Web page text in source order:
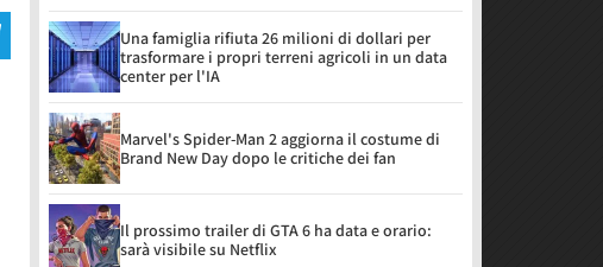
Una famiglia rifiuta 26 milioni di dollari per
trasformare i propri terreni agricoli in un data
center per l'IA
Marvel's Spider-Man 2 aggiorna il costume di
Brand New Day dopo le critiche dei fan
Il prossimo trailer di GTA 6 ha data e orario:
sarà visibile su Netflix